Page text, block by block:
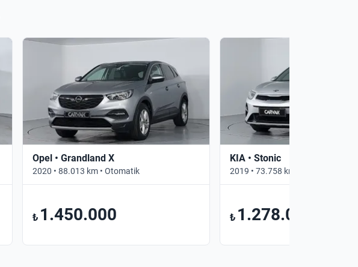
Opel • Grandland X
2020 • 88.013 km • Otomatik
₺ 1.450.000
KIA • Stonic
2019 • 73.758 km • Otomatik
₺ 1.278.000